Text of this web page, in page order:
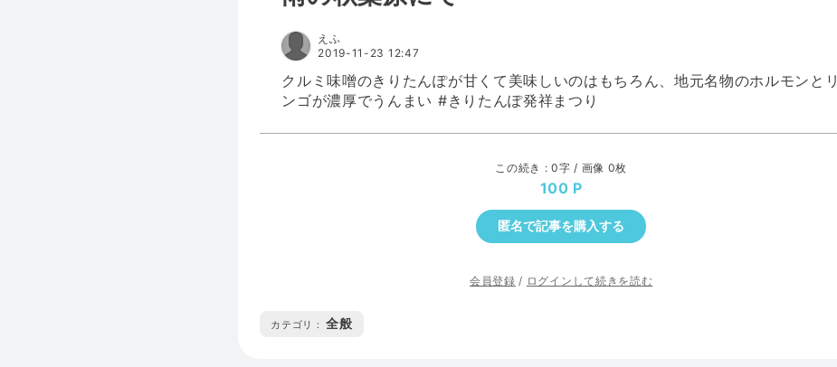
えふ
2019-11-23 12:47
クルミ味噌のきりたんぽが甘くて美味しいのはもちろん、地元名物のホルモンとリ
ンゴが濃厚でうんまい #きりたんぽ発祥まつり
この続き : 0字 / 画像 0枚
100
匿名で記事を購入する
会員登録 / ログインして続きを読む
カテゴリ : 全般